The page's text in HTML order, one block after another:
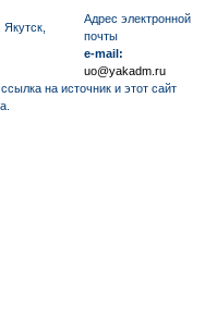
Aдрес электронной
почты
e-mail:
uo@yakadm.ru
на источник и этот сайт